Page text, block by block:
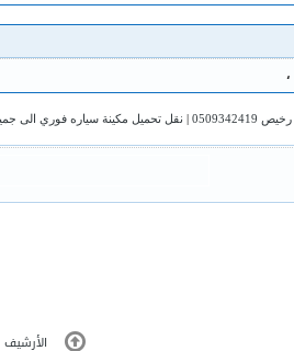
،
| نقل تحميل مكينة سياره فوري الى جميع المدن
الأرشيف